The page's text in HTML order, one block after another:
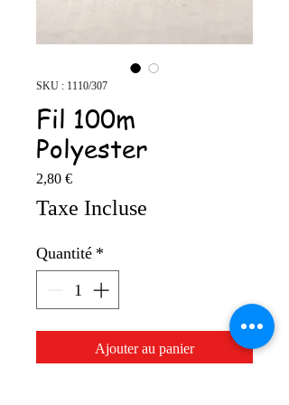
SKU : 1110/307
Fil 100m
Polyester
2,80 €Prix
Taxe Incluse
Quantité *
Ajouter au panier